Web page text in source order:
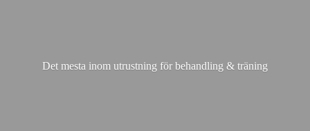
Det mesta inom utrustning för behandling & träning